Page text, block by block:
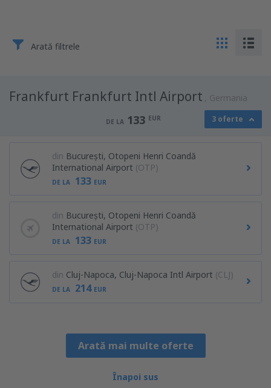
Arată filtrele
Frankfurt Frankfurt Intl Airport Germania
DE LA 133 EUR 3 oferte
din București, Otopeni Henri Coandă
International Airport (OTP)
DE LA 133 EUR
din București, Otopeni Henri Coandă
International Airport (OTP)
DE LA 133 EUR
din Cluj-Napoca, Cluj-Napoca Intl Airport (CLJ)
DE LA 214 EUR
Arată mai multe oferte
Înapoi sus